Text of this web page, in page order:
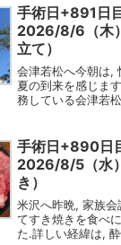
ことにして, 別々に
手術日+891日
2026/8/6（木
立て）
会津若松へ今朝は,
夏の到来を感じま
務している会津若
るために出かけま
手術日+890日
2026/8/5（水
き）
米沢へ昨晩, 家族会
てすき焼きを食べ
た.詳しい経緯は,